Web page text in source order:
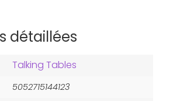
détaillées
Talking Tables
5052715144123